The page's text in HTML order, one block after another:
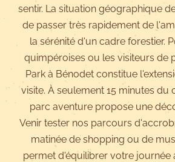
sentir. La situation géographique
de passer très rapidement de
la sérénité d'un cadre forestier.
quimpéroises ou les visiteurs de
Park à Bénodet constitue
visite. À seulement 15 minutes du
parc aventure propose une
Venir tester nos parcours
matinée de shopping ou de
permet d'équilibrer votre journée